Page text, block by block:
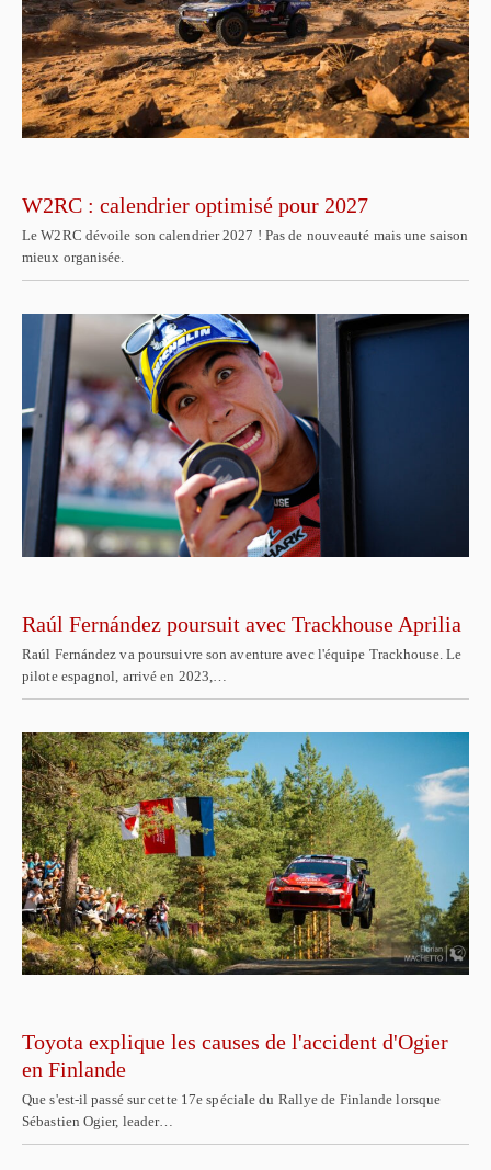
W2RC : calendrier optimisé pour 2027
Le W2RC dévoile son calendrier 2027 ! Pas de nouveauté mais une saison
mieux organisée.
Raúl Fernández poursuit avec Trackhouse Aprilia
Raúl Fernández va poursuivre son aventure avec l'équipe Trackhouse. Le
pilote espagnol, arrivé en 2023,…
Toyota explique les causes de l'accident d'Ogier
en Finlande
Que s'est-il passé sur cette 17e spéciale du Rallye de Finlande lorsque
Sébastien Ogier, leader…